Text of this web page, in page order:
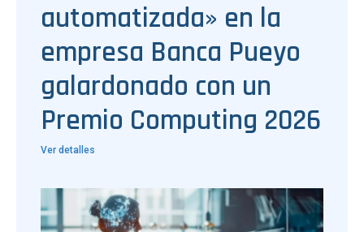
automatizada» en la
empresa Banca Pueyo
galardonado con un
Premio Computing 2026
Ver detalles